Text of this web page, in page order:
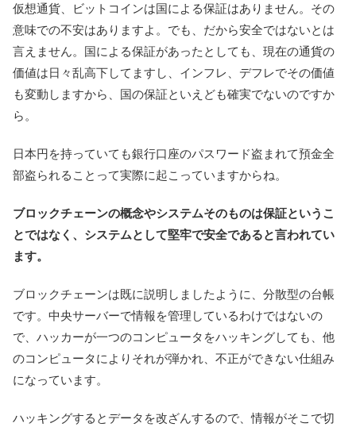
仮想通貨、ビットコインは国による保証はありません。その
意味での不安はありますよ。でも、だから安全ではないとは
言えません。国による保証があったとしても、現在の通貨の
価値は日々乱高下してますし、インフレ、デフレでその価値
も変動しますから、国の保証といえども確実でないのですか
ら。
日本円を持っていても銀行口座のパスワード盗まれて預金全
部盗られることって実際に起こっていますからね。
ブロックチェーンの概念やシステムそのものは保証というこ
とではなく、システムとして堅牢で安全であると言われてい
ます。
ブロックチェーンは既に説明しましたように、分散型の台帳
です。中央サーバーで情報を管理しているわけではないの
で、ハッカーが一つのコンピュータをハッキングしても、他
のコンピュータによりそれが弾かれ、不正ができない仕組み
になっています。
ハッキングするとデータを改ざんするので、情報がそこで切